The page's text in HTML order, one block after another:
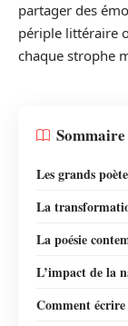
partager des
périple littéraire
chaque strophe
Sommaire
Les grands
La
La poésie
L’impact de la
Comment écrire